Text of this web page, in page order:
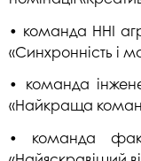
• команда ННІ
«Синхронність і
• команда
«Найкраща
• команда